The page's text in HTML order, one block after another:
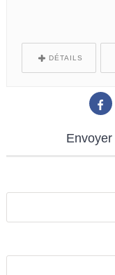
DÉTAILS
Envoyer